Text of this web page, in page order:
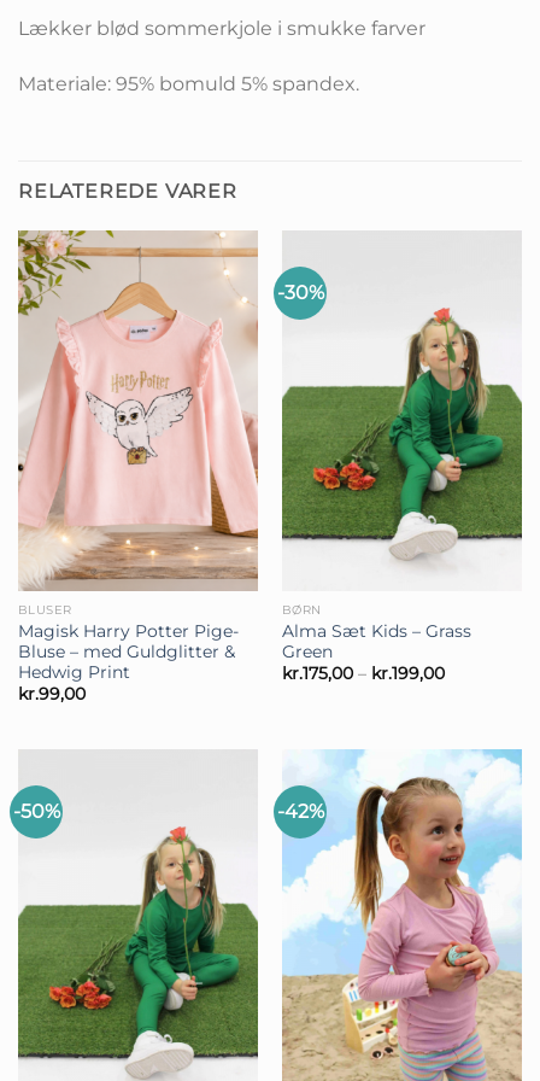
Lækker blød sommerkjole i smukke farver
Materiale: 95% bomuld 5% spandex.
RELATEREDE VARER
BLUSER
Magisk Harry Potter Pige-
Bluse – med Guldglitter &
Hedwig Print
kr.99,00
-30%
BØRN
Alma Sæt Kids – Grass
Green
kr.175,00 – kr.199,00
-50% -42%